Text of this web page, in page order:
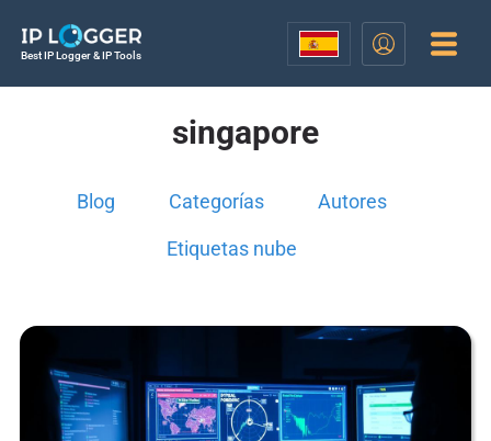
Best IP Logger & IP Tools
singapore
Blog Categorías Autores
Etiquetas nube